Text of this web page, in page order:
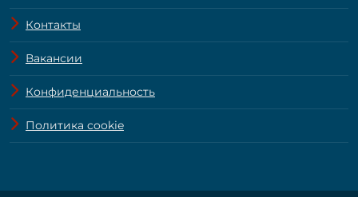
Контакты
Вакансии
Конфиденциальность
Политика cookie